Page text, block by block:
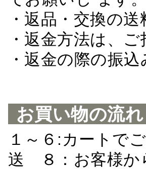
・返品・交換の
・返金方法は、
・返金の際の振
お買い物の流れ
１～６:カートで
送 ８：お客様か